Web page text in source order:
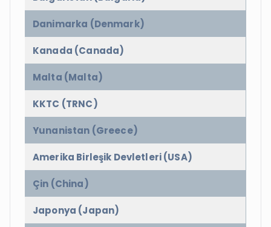
Danimarka (Denmark)
Kanada (Canada)
Malta (Malta)
KKTC (TRNC)
Yunanistan (Greece)
Amerika Birleşik Devletleri (USA)
Çin (China)
Japonya (Japan)